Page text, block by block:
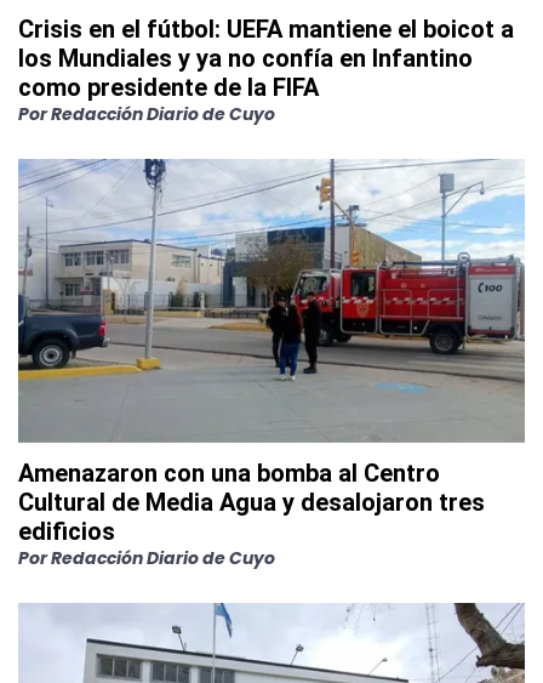
Crisis en el fútbol: UEFA mantiene el boicot a
los Mundiales y ya no confía en Infantino
como presidente de la FIFA
PorRedacción Diario de Cuyo
Amenazaron con una bomba al Centro
Cultural de Media Agua y desalojaron tres
edificios
PorRedacción Diario de Cuyo